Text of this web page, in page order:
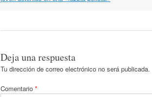
Deja una respuesta
Tu dirección de correo electrónico no será publicada.
Comentario *